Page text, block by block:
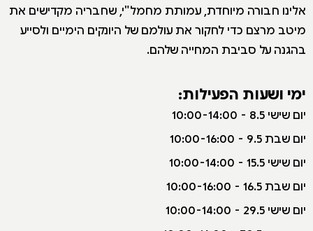
אלינו חבורה מיוחדת, עמותת מחמל"י, שחבריה מקדישים את
מיטב מרצם כדי לחקור את עולמם של היונקים הימיים ולסייע
בהגנה על סביבת המחייה שלהם.
ימי ושעות הפעילות:
יום שישי 8.5 - 10:00-14:00
יום שבת 9.5 - 10:00-16:00
יום שישי 15.5 - 10:00-14:00
יום שבת 16.5 - 10:00-16:00
יום שישי 29.5 - 10:00-14:00